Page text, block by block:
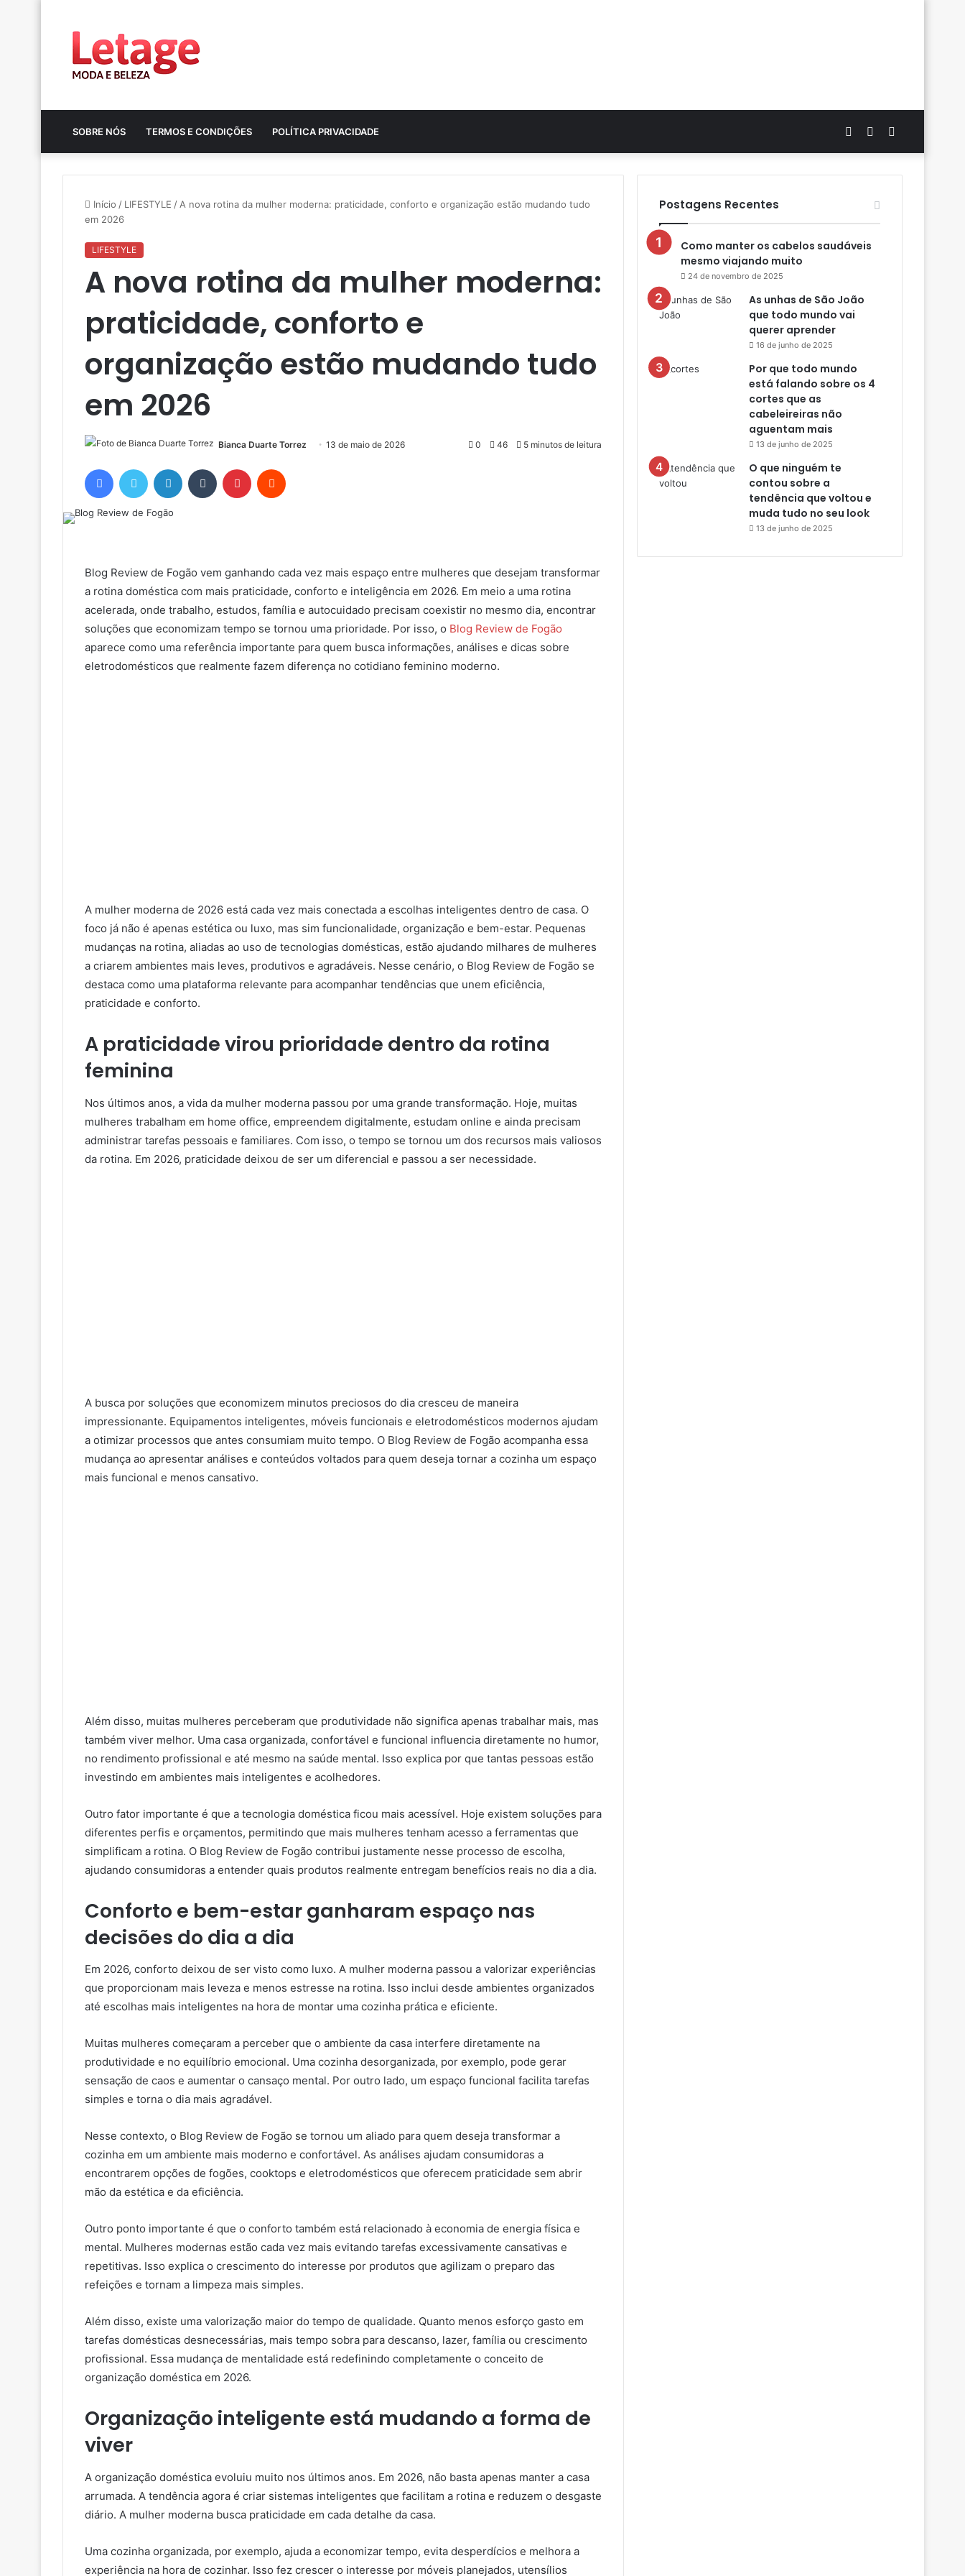
SOBRE NÓS TERMOS E CONDIÇÕES POLÍTICA PRIVACIDADE
por
Switch
skin
Artigo
aleatório
Início / LIFESTYLE / A nova rotina da mulher moderna: praticidade, conforto e organização estão mudando tudo
em 2026
LIFESTYLE
A nova rotina da mulher moderna:
praticidade, conforto e
organização estão mudando tudo
em 2026
Bianca Duarte Torrez 13 de maio de 2026 0 46 5 minutos de leitura
FacebookTwitter Linkedin Tumblr Pinterest
Blog Review de Fogão vem ganhando cada vez mais espaço entre mulheres que desejam transformar
a rotina doméstica com mais praticidade, conforto e inteligência em 2026. Em meio a uma rotina
acelerada, onde trabalho, estudos, família e autocuidado precisam coexistir no mesmo dia, encontrar
soluções que economizam tempo se tornou uma prioridade. Por isso, o Blog Review de Fogão
aparece como uma referência importante para quem busca informações, análises e dicas sobre
eletrodomésticos que realmente fazem diferença no cotidiano feminino moderno.
A mulher moderna de 2026 está cada vez mais conectada a escolhas inteligentes dentro de casa. O
foco já não é apenas estética ou luxo, mas sim funcionalidade, organização e bem-estar. Pequenas
mudanças na rotina, aliadas ao uso de tecnologias domésticas, estão ajudando milhares de mulheres
a criarem ambientes mais leves, produtivos e agradáveis. Nesse cenário, o Blog Review de Fogão se
destaca como uma plataforma relevante para acompanhar tendências que unem eficiência,
praticidade e conforto.
A praticidade virou prioridade dentro da rotina
feminina
Nos últimos anos, a vida da mulher moderna passou por uma grande transformação. Hoje, muitas
mulheres trabalham em home office, empreendem digitalmente, estudam online e ainda precisam
administrar tarefas pessoais e familiares. Com isso, o tempo se tornou um dos recursos mais valiosos
da rotina. Em 2026, praticidade deixou de ser um diferencial e passou a ser necessidade.
A busca por soluções que economizem minutos preciosos do dia cresceu de maneira
impressionante. Equipamentos inteligentes, móveis funcionais e eletrodomésticos modernos ajudam
a otimizar processos que antes consumiam muito tempo. O Blog Review de Fogão acompanha essa
mudança ao apresentar análises e conteúdos voltados para quem deseja tornar a cozinha um espaço
mais funcional e menos cansativo.
Além disso, muitas mulheres perceberam que produtividade não significa apenas trabalhar mais, mas
também viver melhor. Uma casa organizada, confortável e funcional influencia diretamente no humor,
no rendimento profissional e até mesmo na saúde mental. Isso explica por que tantas pessoas estão
investindo em ambientes mais inteligentes e acolhedores.
Outro fator importante é que a tecnologia doméstica ficou mais acessível. Hoje existem soluções para
diferentes perfis e orçamentos, permitindo que mais mulheres tenham acesso a ferramentas que
simplificam a rotina. O Blog Review de Fogão contribui justamente nesse processo de escolha,
ajudando consumidoras a entender quais produtos realmente entregam benefícios reais no dia a dia.
Conforto e bem-estar ganharam espaço nas
decisões do dia a dia
Em 2026, conforto deixou de ser visto como luxo. A mulher moderna passou a valorizar experiências
que proporcionam mais leveza e menos estresse na rotina. Isso inclui desde ambientes organizados
até escolhas mais inteligentes na hora de montar uma cozinha prática e eficiente.
Muitas mulheres começaram a perceber que o ambiente da casa interfere diretamente na
produtividade e no equilíbrio emocional. Uma cozinha desorganizada, por exemplo, pode gerar
sensação de caos e aumentar o cansaço mental. Por outro lado, um espaço funcional facilita tarefas
simples e torna o dia mais agradável.
Nesse contexto, o Blog Review de Fogão se tornou um aliado para quem deseja transformar a
cozinha em um ambiente mais moderno e confortável. As análises ajudam consumidoras a
encontrarem opções de fogões, cooktops e eletrodomésticos que oferecem praticidade sem abrir
mão da estética e da eficiência.
Outro ponto importante é que o conforto também está relacionado à economia de energia física e
mental. Mulheres modernas estão cada vez mais evitando tarefas excessivamente cansativas e
repetitivas. Isso explica o crescimento do interesse por produtos que agilizam o preparo das
refeições e tornam a limpeza mais simples.
Além disso, existe uma valorização maior do tempo de qualidade. Quanto menos esforço gasto em
tarefas domésticas desnecessárias, mais tempo sobra para descanso, lazer, família ou crescimento
profissional. Essa mudança de mentalidade está redefinindo completamente o conceito de
organização doméstica em 2026.
Organização inteligente está mudando a forma de
viver
A organização doméstica evoluiu muito nos últimos anos. Em 2026, não basta apenas manter a casa
arrumada. A tendência agora é criar sistemas inteligentes que facilitam a rotina e reduzem o desgaste
diário. A mulher moderna busca praticidade em cada detalhe da casa.
Uma cozinha organizada, por exemplo, ajuda a economizar tempo, evita desperdícios e melhora a
experiência na hora de cozinhar. Isso fez crescer o interesse por móveis planejados, utensílios
Postagens Recentes
Como manter os cabelos saudáveis
mesmo viajando muito
24 de novembro de 2025
As unhas de São João
que todo mundo vai
querer aprender
16 de junho de 2025
Por que todo mundo
está falando sobre os 4
cortes que as
cabeleireiras não
aguentam mais
13 de junho de 2025
O que ninguém te
contou sobre a
tendência que voltou e
muda tudo no seu look
13 de junho de 2025